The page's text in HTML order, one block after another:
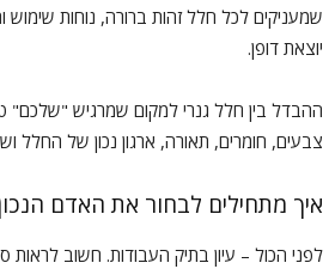
שמעניקים לכל חלל זהות ברורה, נוחות שימוש
יוצאת דופן.
ההבדל בין חלל גנרי למקום שמרגיש "שלכם"
צבעים, חומרים, תאורה, ארגון נכון של החלל
איך מתחילים לבחור את האדם
לפני הכול – עיון בתיק העבודות. חשוב לראות